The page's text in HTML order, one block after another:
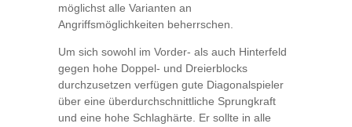
möglichst alle Varianten an
Angriffsmöglichkeiten beherrschen.
Um sich sowohl im Vorder- als auch Hinterfeld
gegen hohe Doppel- und Dreierblocks
durchzusetzen verfügen gute Diagonalspieler
über eine überdurchschnittliche Sprungkraft
und eine hohe Schlaghärte. Er sollte in alle